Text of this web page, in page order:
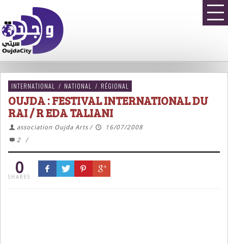
INTERNATIONAL / NATIONAL / RÉGIONAL
OUJDA : FESTIVAL INTERNATIONAL DU
RAI / R EDA TALIANI
association Oujda Arts /
16/07/2008
2
/
0
SHARES